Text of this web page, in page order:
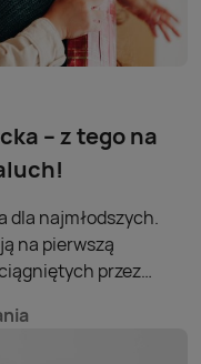
– z tego na
dla najmłodszych.
na pierwszą
przez
święta dla dziecka,